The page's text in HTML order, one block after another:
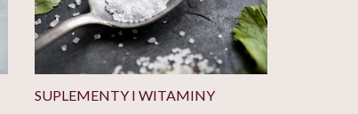
SUPLEMENTY I WITAMINY